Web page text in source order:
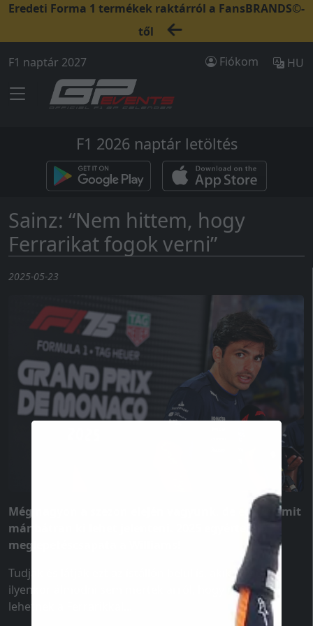
Eredeti Forma 1 termékek raktárról a FansBRANDS©-
től
F1 naptár 2027 Fiókom HU
F1 2026 naptár letöltés
Sainz: “Nem hittem, hogy
Ferrarikat fogok verni”
2025-05-23
Még nagyon a szezon elején vagyunk, de egyvalamit
már bátran ki lehet jelenteni. 2025 egyértelmű
meglepetéscsapata a Williams!
Tudják és látják ezt az istállón belül is, akik egy éve
ilyenkor álmodni sem mertek arról, hogy meccsben
lehetnek a Ferrarikkal...